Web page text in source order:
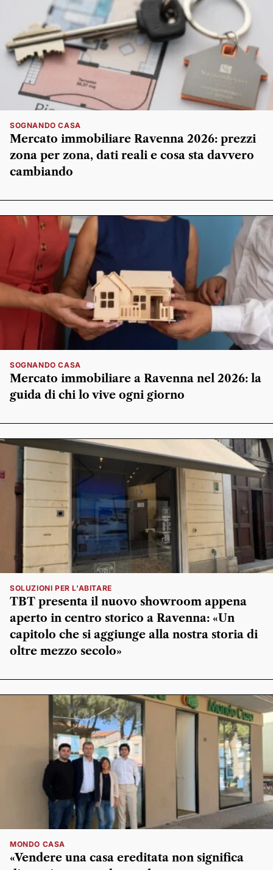
SOGNANDO CASA
Mercato immobiliare Ravenna 2026: prezzi
zona per zona, dati reali e cosa sta davvero
cambiando
SOGNANDO CASA
Mercato immobiliare a Ravenna nel 2026: la
guida di chi lo vive ogni giorno
SOLUZIONI PER L'ABITARE
TBT presenta il nuovo showroom appena
aperto in centro storico a Ravenna: «Un
capitolo che si aggiunge alla nostra storia di
oltre mezzo secolo»
MONDO CASA
«Vendere una casa ereditata non significa